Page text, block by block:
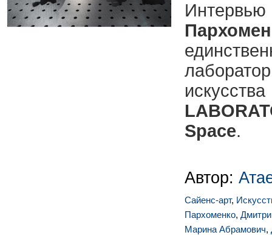
Space.
Автор:
Сайенс-арт,
Пархоменко,
Марина Абрамович,